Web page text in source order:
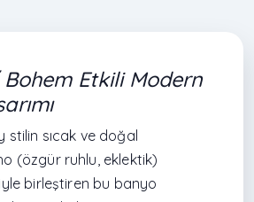
Etkili Modern
stilin sıcak ve doğal
(özgür ruhlu, eklektik)
birleştiren bu banyo